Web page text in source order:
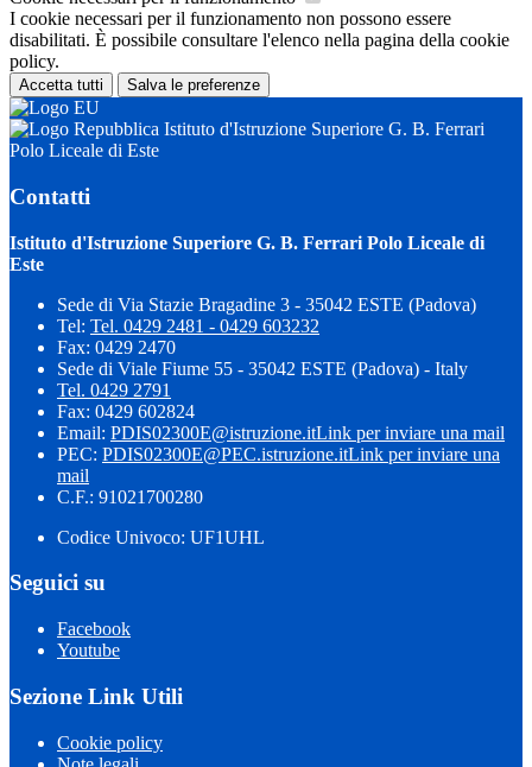
I cookie necessari per il funzionamento non possono essere
disabilitati. È possibile consultare l'elenco nella pagina della cookie
policy.
Accetta tutti Salva le preferenze
Istituto d'Istruzione Superiore G. B. Ferrari
Polo Liceale di Este
Contatti
Istituto d'Istruzione Superiore G. B. Ferrari Polo Liceale di
Este
Sede di Via Stazie Bragadine 3 - 35042 ESTE (Padova)
Tel: Tel. 0429 2481 - 0429 603232
Fax: 0429 2470
Sede di Viale Fiume 55 - 35042 ESTE (Padova) - Italy
Tel. 0429 2791
Fax: 0429 602824
Email: PDIS02300E@istruzione.itLink per inviare una mail
PEC: PDIS02300E@PEC.istruzione.itLink per inviare una
mail
C.F.: 91021700280
Codice Univoco: UF1UHL
Seguici su
Facebook
Youtube
Sezione Link Utili
Cookie policy